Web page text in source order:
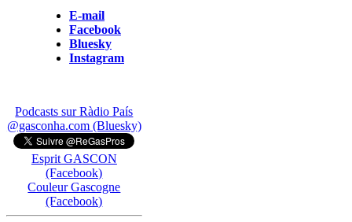
E-mail
Facebook
Bluesky
Instagram
Podcasts sur Ràdio País
@gasconha.com (Bluesky)
Esprit GASCON
(Facebook)
Couleur Gascogne
(Facebook)